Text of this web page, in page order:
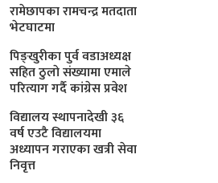
रामेछापका रामचन्द्र मतदाता
भेटघाटमा
पिङ्खुरीका पुर्व वडाअध्यक्ष
सहित ठुलाे संख्यामा एमाले
परित्याग गर्दै कांग्रेस प्रवेश
विद्यालय स्थापनादेखी ३६
वर्ष एउटै विद्यालयमा
अध्यापन गराएका खत्री सेवा
निवृत्त